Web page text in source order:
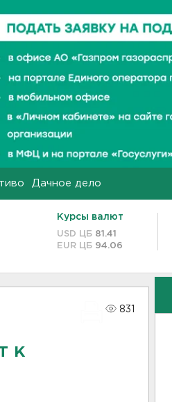
Дачное дело
Курсы валют
USD ЦБ 81.41
EUR ЦБ 94.06
831
к